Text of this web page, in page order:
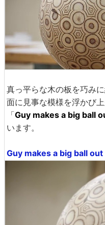
真っ平らな木の板を巧み
面に見事な模様を浮かび
「Guy makes a big ball
います。
Guy makes a big ball